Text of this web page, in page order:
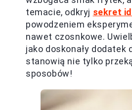
temacie, odkryj sekret
powodzeniem
nawet czosnkowe.
jako doskonały
stanowią nie tylko
sposobów!